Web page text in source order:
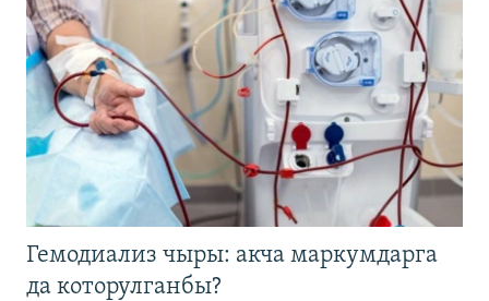
Гемодиализ чыры: акча маркумдарга
да которулганбы?